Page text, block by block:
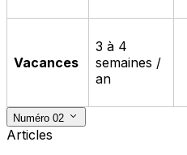
Vacances
3 à 4
semaines /
an
Numéro 02
Articles